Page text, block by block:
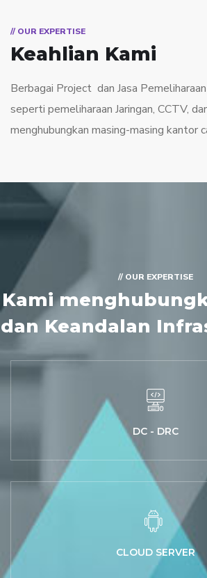
// OUR EXPERTISE
Keahlian Kami
Berbagai Project dan Jasa
seperti pemeliharaan Jaringan, CCTV,
menghubungkan masing-masing kantor
// OUR EXPERTISE
Kami
dan Keandalan
DC - DRC
CLOUD SERVER